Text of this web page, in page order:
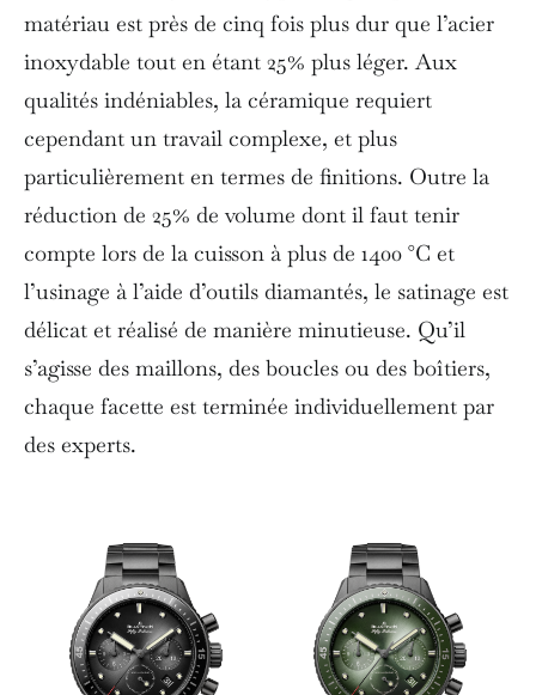
matériau est près de cinq fois plus dur que l’acier
inoxydable tout en étant 25% plus léger. Aux
qualités indéniables, la céramique requiert
cependant un travail complexe, et plus
particulièrement en termes de finitions. Outre la
réduction de 25% de volume dont il faut tenir
compte lors de la cuisson à plus de 1400 °C et
l’usinage à l’aide d’outils diamantés, le satinage est
délicat et réalisé de manière minutieuse. Qu’il
s’agisse des maillons, des boucles ou des boîtiers,
chaque facette est terminée individuellement par
des experts.